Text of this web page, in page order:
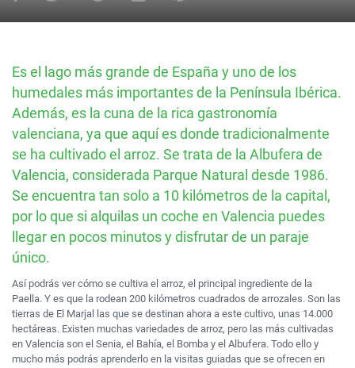
Es el lago más grande de España y uno de los
humedales más importantes de la Península Ibérica.
Además, es la cuna de la rica gastronomía
valenciana, ya que aquí es donde tradicionalmente
se ha cultivado el arroz. Se trata de la Albufera de
Valencia, considerada Parque Natural desde 1986.
Se encuentra tan solo a 10 kilómetros de la capital,
por lo que si alquilas un coche en Valencia puedes
llegar en pocos minutos y disfrutar de un paraje
único.
Así podrás ver cómo se cultiva el arroz, el principal ingrediente de la
Paella. Y es que la rodean 200 kilómetros cuadrados de arrozales. Son las
tierras de El Marjal las que se destinan ahora a este cultivo, unas 14.000
hectáreas. Existen muchas variedades de arroz, pero las más cultivadas
en Valencia son el Senia, el Bahía, el Bomba y el Albufera. Todo ello y
mucho más podrás aprenderlo en la visitas guiadas que se ofrecen en